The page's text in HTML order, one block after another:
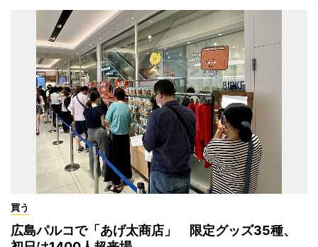
買う
広島パルコで「あげ太商店」 限定グッズ35種、